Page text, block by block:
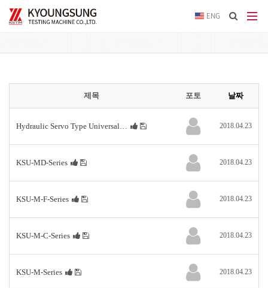
ENG
입력
이메
제목 포토 날짜
Hydraulic Servo Type Universal… 2018.04.23
KSU-MD-Series 2018.04.23
KSU-M-F-Series 2018.04.23
KSU-M-C-Series 2018.04.23
KSU-M-Series 2018.04.23